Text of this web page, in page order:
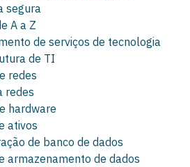
segura
A a Z
de serviços de tecnologia
de TI
redes
redes
hardware
ativos
de banco de dados
armazenamento de dados